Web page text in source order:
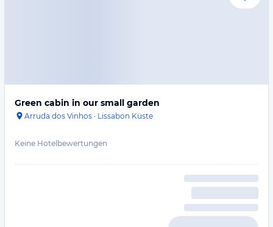
Green cabin in our small garden
Arruda dos Vinhos · Lissabon Küste
Keine Hotelbewertungen